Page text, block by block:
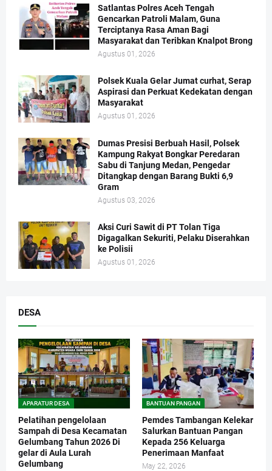
Satlantas Polres Aceh Tengah
Gencarkan Patroli Malam, Guna
Terciptanya Rasa Aman Bagi
Masyarakat dan Teribkan Knalpot Brong
Agustus 01, 2026
Polsek Kuala Gelar Jumat curhat, Serap
Aspirasi dan Perkuat Kedekatan dengan
Masyarakat
Agustus 01, 2026
Dumas Presisi Berbuah Hasil, Polsek
Kampung Rakyat Bongkar Peredaran
Sabu di Tanjung Medan, Pengedar
Ditangkap dengan Barang Bukti 6,9
Gram
Agustus 03, 2026
Aksi Curi Sawit di PT Tolan Tiga
Digagalkan Sekuriti, Pelaku Diserahkan
ke Polisii
Agustus 01, 2026
DESA
APARATUR DESA
Pelatihan pengelolaan
Sampah di Desa Kecamatan
Gelumbang Tahun 2026 Di
gelar di Aula Lurah
Gelumbang
BANTUAN PANGAN
Pemdes Tambangan Kelekar
Salurkan Bantuan Pangan
Kepada 256 Keluarga
Penerimaan Manfaat
May 22, 2026